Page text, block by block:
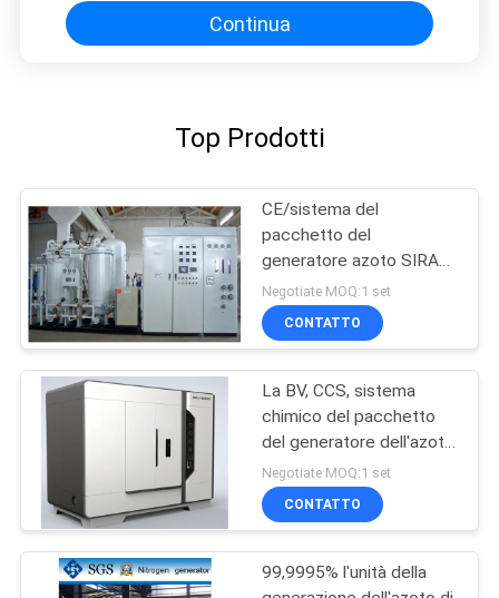
Continua
Top Prodotti
CE/sistema del
pacchetto del
generatore azoto SIRA
Oil Gas/di iso PSA
Negotiate MOQ:1 set
CONTATTO
La BV, CCS, sistema
chimico del pacchetto
del generatore dell'azoto
del CE
Negotiate MOQ:1 set
CONTATTO
99,9995% l'unità della